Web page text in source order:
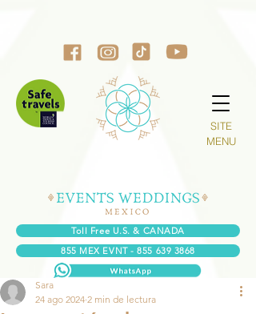
855 MEX EVNT - 855 639 3868
SITE
MENU
Toll Free U.S. & CANADA
Sara
24 ago 2024 2 min de lectura